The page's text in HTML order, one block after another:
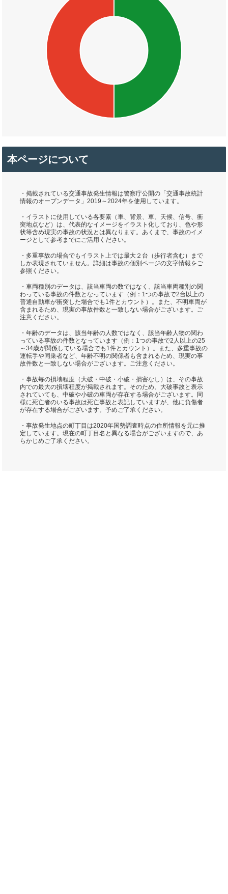
本ページについて
・掲載されている交通事故発生情報は警察庁公開の「交通事故統計
情報のオープンデータ」2019～2024年を使用しています。
・イラストに使用している各要素（車、背景、車、天候、信号、衝
突地点など）は、代表的なイメージをイラスト化しており、色や形
状等含め現実の事故の状況とは異なります。あくまで、事故のイメ
ージとして参考までにご活用ください。
・多重事故の場合でもイラスト上では最大２台（歩行者含む）まで
しか表現されていません。詳細は事故の個別ページの文字情報をご
参照ください。
・車両種別のデータは、該当車両の数ではなく、該当車両種別の関
わっている事故の件数となっています（例：1つの事故で2台以上の
普通自動車が衝突した場合でも1件とカウント）。また、不明車両が
含まれるため、現実の事故件数と一致しない場合がございます。ご
注意ください。
・年齢のデータは、該当年齢の人数ではなく、該当年齢人物の関わ
っている事故の件数となっています（例：1つの事故で2人以上の25
～34歳が関係している場合でも1件とカウント）。また、多重事故の
運転手や同乗者など、年齢不明の関係者も含まれるため、現実の事
故件数と一致しない場合がございます。ご注意ください。
・事故毎の損壊程度（大破・中破・小破・損害なし）は、その事故
内での最大の損壊程度が掲載されます。そのため、大破事故と表示
されていても、中破や小破の車両が存在する場合がございます。同
様に死亡者のいる事故は死亡事故と表記していますが、他に負傷者
が存在する場合がございます。予めご了承ください。
・事故発生地点の町丁目は2020年国勢調査時点の住所情報を元に推
定しています。現在の町丁目名と異なる場合がございますので、あ
らかじめご了承ください。